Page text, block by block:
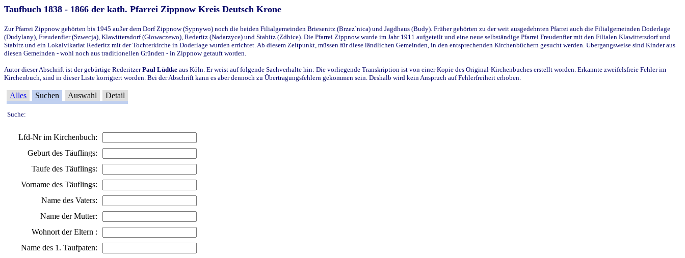
Taufbuch 1838 - 1866 der kath. Pfarrei Zippnow Kreis Deutsch Krone
Zur Pfarrei Zippnow gehörten bis 1945 außer dem Dorf Zippnow (Sypnywo) noch die beiden Filialgemeinden Briesenitz (Brzez`nica) und Jagdhaus (Budy). Früher gehörten zu der weit ausgedehnten Pfarrei auch die Filialgemeinden Doderlage
(Dudylany), Freudenfier (Szwecja), Klawittersdorf (Glowaczewo), Rederitz (Nadarzyce) und Stabitz (Zdbice). Die Pfarrei Zippnow wurde im Jahr 1911 aufgeteilt und eine neue selbständige Pfarrei Freudenfier mit den Filialen Klawittersdorf und
Stabitz und ein Lokalvikariat Rederitz mit der Tochterkirche in Doderlage wurden errichtet. Ab diesem Zeitpunkt, müssen für diese ländlichen Gemeinden, in den entsprechenden Kirchenbüchern gesucht werden. Übergangsweise sind Kinder aus
diesen Gemeinden - wohl noch aus traditionellen Gründen - in Zippnow getauft worden.
Autor dieser Abschrift ist der gebürtige RederitzerPaul Lüdtke aus Köln. Er weist auf folgende Sachverhalte hin: Die vorliegende Transkription ist von einer Kopie des Original-Kirchenbuches erstellt worden. Erkannte zweifelsfreie Fehler im
Kirchenbuch, sind in dieser Liste korrigiert worden. Bei der Abschrift kann es aber dennoch zu Übertragungsfehlern gekommen sein. Deshalb wird kein Anspruch auf Fehlerfreiheit erhoben.
Alles Suchen Auswahl Detail
Suche:
Lfd-Nr im Kirchenbuch:
Geburt des Täuflings:
Taufe des Täuflings:
Vorname des Täuflings:
Name des Vaters:
Name der Mutter:
Wohnort der Eltern :
Name des 1. Taufpaten: